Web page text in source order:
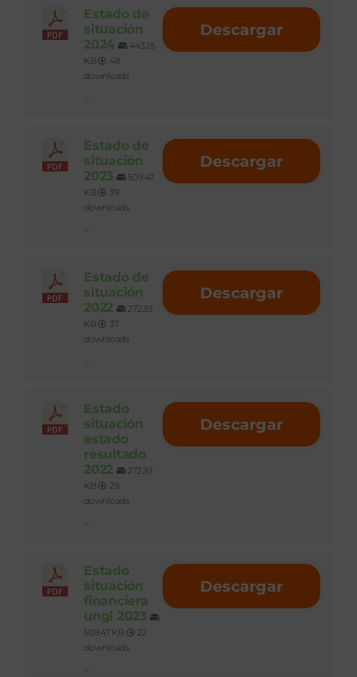
Estado de
situación
2024
443.25
KB
48
downloads
...
Descargar
Estado de
situación
2023
509.47
KB
39
downloads
...
Descargar
Estado de
situación
2022
272.39
KB
37
downloads
...
Descargar
Estado
situación
estado
resultado
2022
272.39
KB
29
downloads
...
Descargar
Estado
situación
financiera
ungl 2023
509.47 KB
22
downloads
...
Descargar